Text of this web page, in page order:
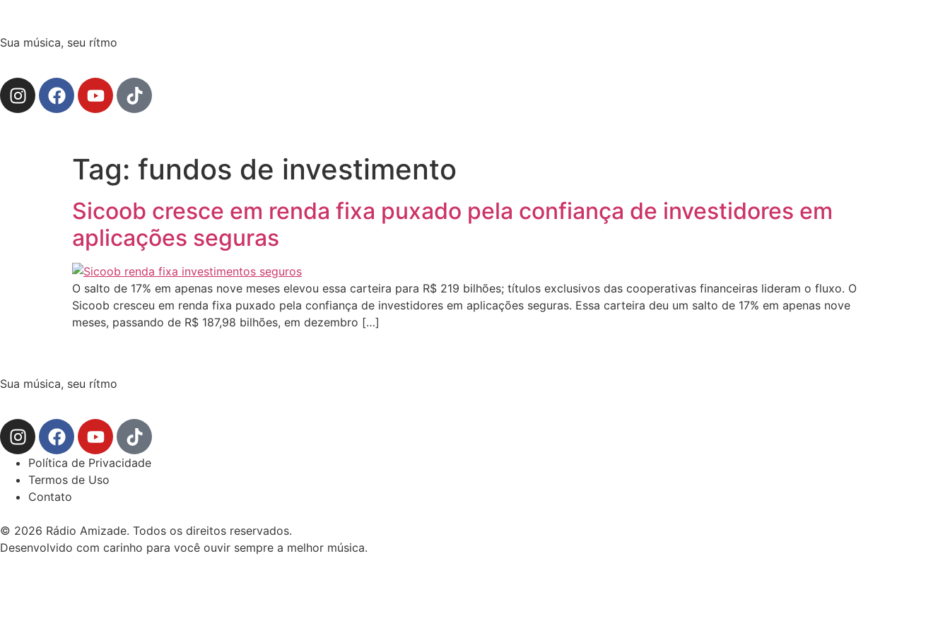
Sua música, seu rítmo
Tag: fundos de investimento
Sicoob cresce em renda fixa puxado pela confiança de investidores em
aplicações seguras
O salto de 17% em apenas nove meses elevou essa carteira para R$ 219 bilhões; títulos exclusivos das cooperativas financeiras lideram o fluxo. O
Sicoob cresceu em renda fixa puxado pela confiança de investidores em aplicações seguras. Essa carteira deu um salto de 17% em apenas nove
meses, passando de R$ 187,98 bilhões, em dezembro […]
Sua música, seu rítmo
Política de Privacidade
Termos de Uso
Contato
© 2026 Rádio Amizade. Todos os direitos reservados.
Desenvolvido com carinho para você ouvir sempre a melhor música.